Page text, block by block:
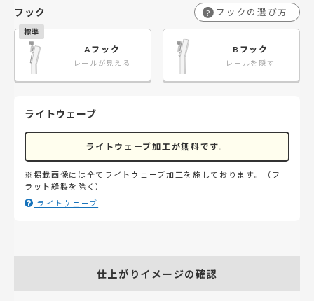
フック ? フックの選び方
Aフック
レールが見える
Bフック
レールを隠す
ライトウェーブ
ライトウェーブ加工が無料です。
※掲載画像には全てライトウェーブ加工を施しております。（フ
ラット縫製を除く）
ライトウェーブ
仕上がりイメージの確認